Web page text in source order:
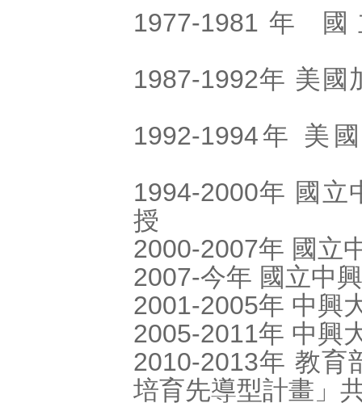
1977-1981年
1987-1992年 美國
1992-1994年 美
1994-2000年 國立
授
2000-2007年 國立
2007-今年 國立中
2001-2005年 中興
2005-2011年 中興
2010-2013年 教育
培育先導型計畫」